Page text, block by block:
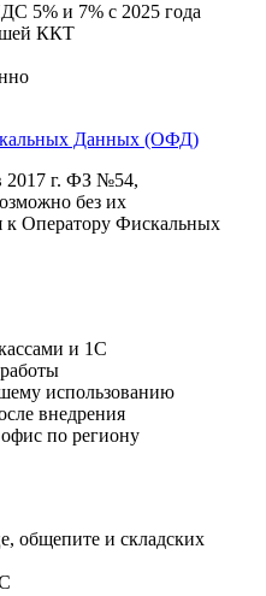
5% и 7% с 2025 года
ККТ
Данных (ОФД)
2017 г. ФЗ №54,
без их
к Оператору Фискальных
и 1С
использованию
внедрения
по региону
общепите и складских